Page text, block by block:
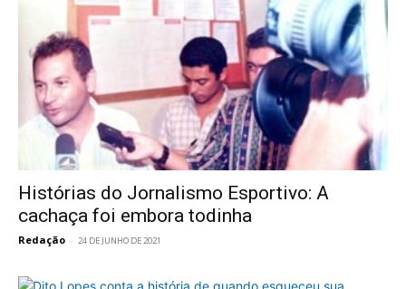
Histórias do Jornalismo Esportivo: A
cachaça foi embora todinha
Redação - 24 DE JUNHO DE 2021